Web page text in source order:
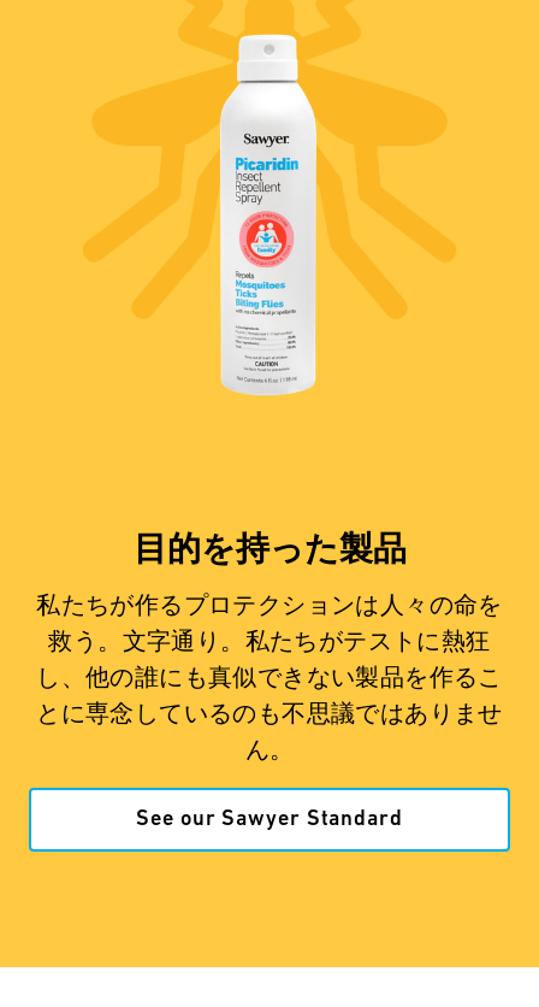
目的を持った製品
私たちが作るプロテクションは人々の命を
救う。文字通り。私たちがテストに熱狂
し、他の誰にも真似できない製品を作るこ
とに専念しているのも不思議ではありませ
ん。
See our Sawyer Standard